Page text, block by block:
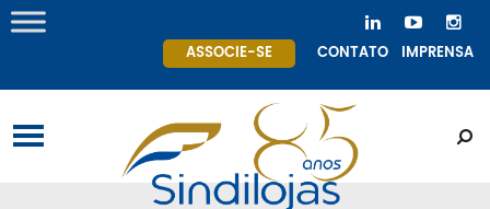
ASSOCIE-SE CONTATO IMPRENSA